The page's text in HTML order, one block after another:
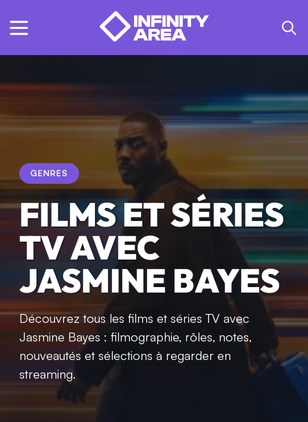
GENRES
FILMS ET SÉRIES
TV AVEC
JASMINE BAYES
Découvrez tous les films et séries TV avec
Jasmine Bayes : filmographie, rôles, notes,
nouveautés et sélections à regarder en
streaming.